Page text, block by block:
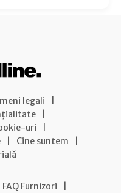
legali
uri
Cine suntem
FAQ Furnizori